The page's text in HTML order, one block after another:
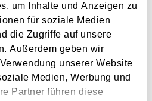
um Inhalte und Anzeigen zu
für soziale Medien
die Zugriffe auf unsere
Außerdem geben wir
unserer Website
Medien, Werbung und
Partner führen diese
Hintergrund Tagesgelder
ausgleichen, welche
bedingten Reisen) durch
Gastronomie resultieren –
Problem in der...